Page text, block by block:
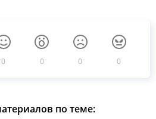
0 0 0 0
по теме: